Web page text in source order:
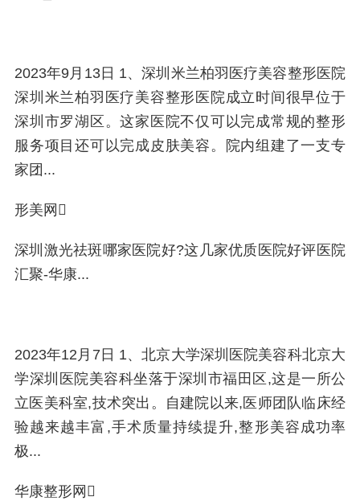
2023年9月13日 1、深圳米兰柏羽医疗美容整形医院
深圳米兰柏羽医疗美容整形医院成立时间很早位于
深圳市罗湖区。这家医院不仅可以完成常规的整形
服务项目还可以完成皮肤美容。院内组建了一支专
家团...
形美网
深圳激光祛斑哪家医院好?这几家优质医院好评医院
汇聚-华康...
2023年12月7日 1、北京大学深圳医院美容科北京大
学深圳医院美容科坐落于深圳市福田区,这是一所公
立医美科室,技术突出。自建院以来,医师团队临床经
验越来越丰富,手术质量持续提升,整形美容成功率
极...
华康整形网